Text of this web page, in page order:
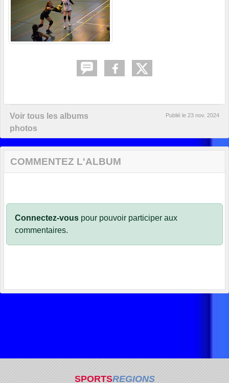
Voir tous les albums
photos
Publié le 23 nov. 2024
COMMENTEZ L'ALBUM
Connectez-vous pour pouvoir participer aux
commentaires.
SPORTSREGIONS